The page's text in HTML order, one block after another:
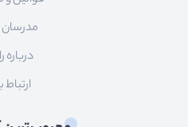
مدرسان
درباره
ارتباط